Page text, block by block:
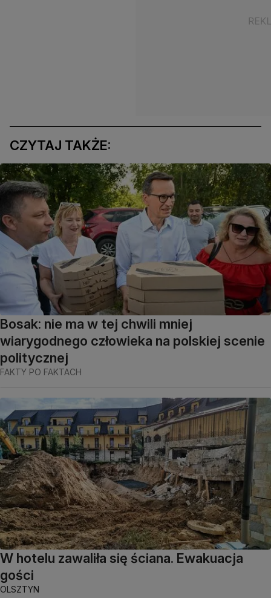
CZYTAJ TAKŻE:
Bosak: nie ma w tej chwili mniej
wiarygodnego człowieka na polskiej scenie
politycznej
FAKTY PO FAKTACH
W hotelu zawaliła się ściana. Ewakuacja
gości
OLSZTYN